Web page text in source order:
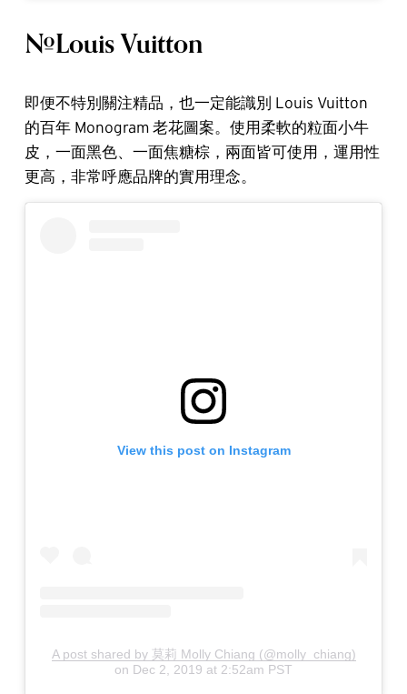
#Louis Vuitton
即便不特別關注精品，也一定能識別 Louis Vuitton
的百年 Monogram 老花圖案。使用柔軟的粒面小牛
皮，一面黑色、一面焦糖棕，兩面皆可使用，運用性
更高，非常呼應品牌的實用理念。
View this post on Instagram
A post shared by 莫莉 Molly Chiang (@molly_chiang)
on Dec 2, 2019 at 2:52am PST